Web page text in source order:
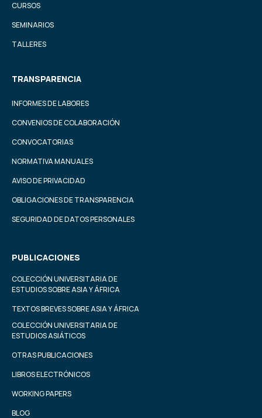
CURSOS
SEMINARIOS
TALLERES
TRANSPARENCIA
INFORMES DE LABORES
CONVENIOS DE COLABORACIÓN
CONVOCATORIAS
NORMATIVA MANUALES
AVISO DE PRIVACIDAD
OBLIGACIONES DE TRANSPARENCIA
SEGURIDAD DE DATOS PERSONALES
PUBLICACIONES
COLECCIÓN UNIVERSITARIA DE
ESTUDIOS SOBRE ASIA Y ÁFRICA
TEXTOS BREVES SOBRE ASIA Y ÁFRICA
COLECCIÓN UNIVERSITARIA DE
ESTUDIOS ASIÁTICOS
OTRAS PUBLICACIONES
LIBROS ELECTRÓNICOS
WORKING PAPERS
BLOG